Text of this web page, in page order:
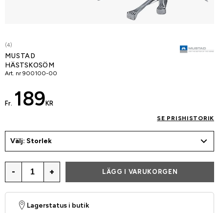
(4)
MUSTAD
HÄSTSKOSÖM
Art. nr 900100-00
Fr. 189 KR
SE PRISHISTORIK
Välj: Storlek
- + LÄGG I VARUKORGEN
Lagerstatus i butik